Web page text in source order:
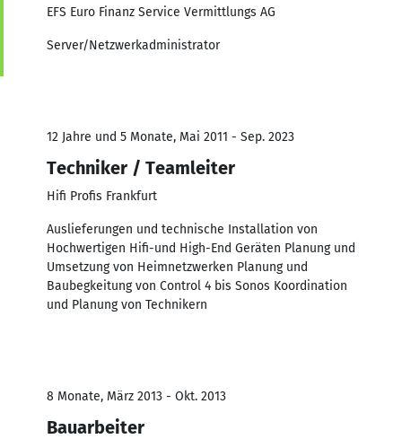
EFS Euro Finanz Service Vermittlungs AG
Server/Netzwerkadministrator
12 Jahre und 5 Monate, Mai 2011 - Sep. 2023
Techniker / Teamleiter
Hifi Profis Frankfurt
Auslieferungen und technische Installation von
Hochwertigen Hifi-und High-End Geräten Planung und
Umsetzung von Heimnetzwerken Planung und
Baubegkeitung von Control 4 bis Sonos Koordination
und Planung von Technikern
8 Monate, März 2013 - Okt. 2013
Bauarbeiter